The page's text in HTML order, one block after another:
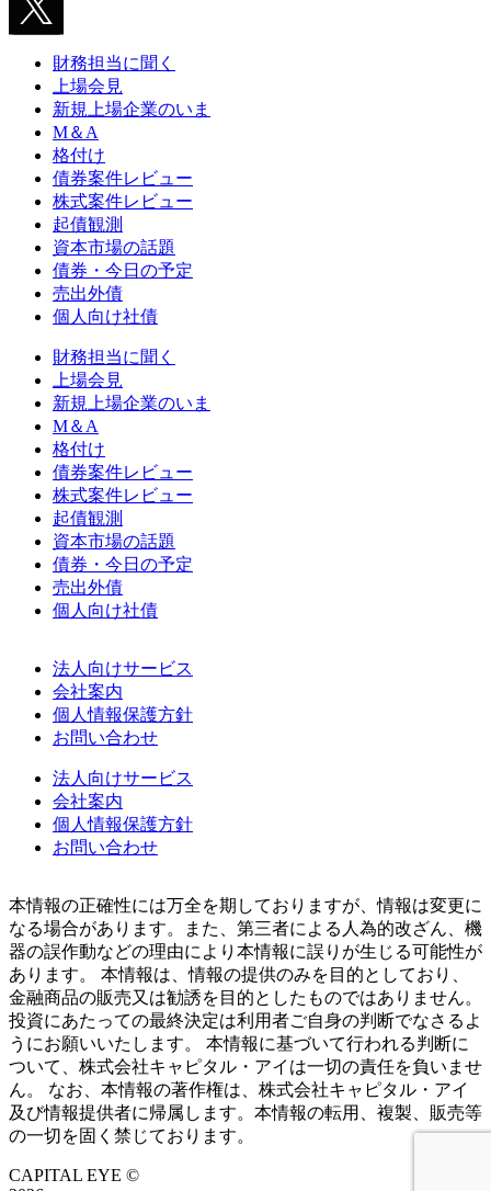
財務担当に聞く
上場会見
新規上場企業のいま
M＆A
格付け
債券案件レビュー
株式案件レビュー
起債観測
資本市場の話題
債券・今日の予定
売出外債
個人向け社債
財務担当に聞く
上場会見
新規上場企業のいま
M＆A
格付け
債券案件レビュー
株式案件レビュー
起債観測
資本市場の話題
債券・今日の予定
売出外債
個人向け社債
法人向けサービス
会社案内
個人情報保護方針
お問い合わせ
法人向けサービス
会社案内
個人情報保護方針
お問い合わせ
本情報の正確性には万全を期しておりますが、情報は変更に
なる場合があります。また、第三者による人為的改ざん、機
器の誤作動などの理由により本情報に誤りが生じる可能性が
あります。 本情報は、情報の提供のみを目的としており、
金融商品の販売又は勧誘を目的としたものではありません。
投資にあたっての最終決定は利用者ご自身の判断でなさるよ
うにお願いいたします。 本情報に基づいて行われる判断に
ついて、株式会社キャピタル・アイは一切の責任を負いませ
ん。 なお、本情報の著作権は、株式会社キャピタル・アイ
及び情報提供者に帰属します。本情報の転用、複製、販売等
の一切を固く禁じております。
CAPITAL EYE ©